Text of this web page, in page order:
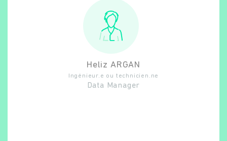
Heliz ARGAN
Ingénieur.e ou technicien.ne
Data Manager